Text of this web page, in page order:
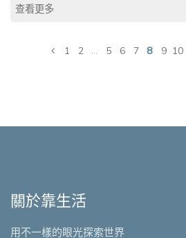
查看更多
1 2 ... 5 6 7 8 9 10
關於靠生活
用不一樣的眼光探索世界